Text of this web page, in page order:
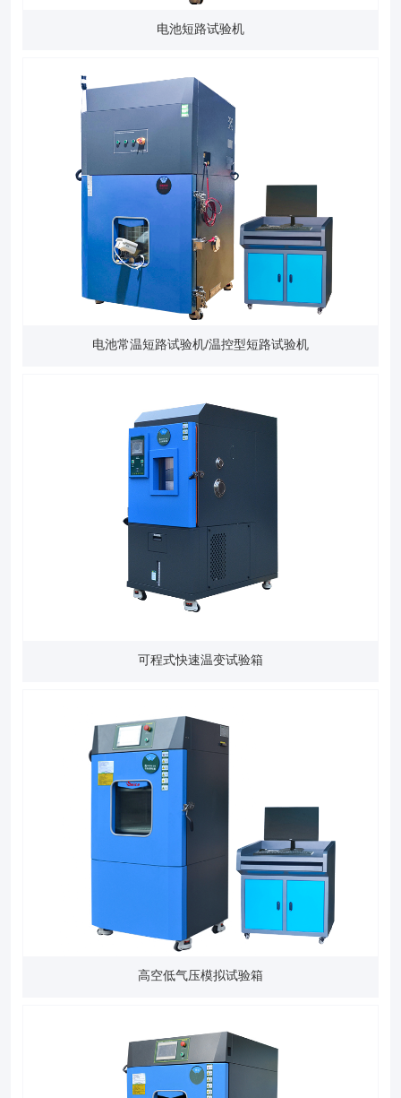
电池短路试验机
电池常温短路试验机/温控型短路试验机
可程式快速温变试验箱
高空低气压模拟试验箱